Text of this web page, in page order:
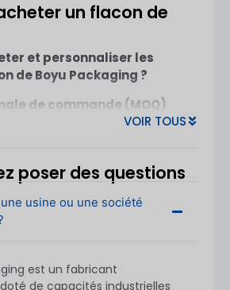
un flacon de
et personnaliser les
de Boyu Packaging ?
de commande (MOQ)
lotion en verre :MOQ à partir
peut varier en fonction
matériau. Si vous avez des
contactez-nous pour
VOIR TOUS
poser des questions
usine ou une société
est un fabricant
de capacités industrielles